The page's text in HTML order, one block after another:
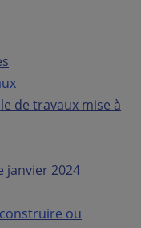
de travaux mise à
janvier 2024
ou